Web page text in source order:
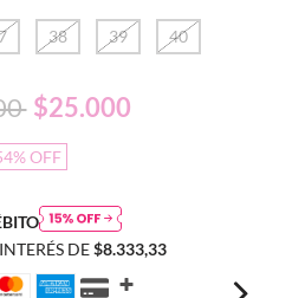
38 39 40
$25.000
%OFF
DE$8.333,33